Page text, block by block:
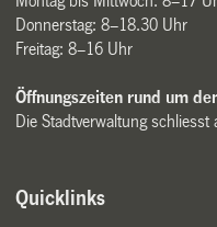
Donnerstag: 8–18.30 Uhr
Freitag: 8–16 Uhr
Öffnungszeiten rund um
Die Stadtverwaltung
Quicklinks